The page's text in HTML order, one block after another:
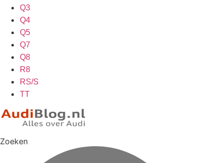
Q3
Q4
Q5
Q7
Q8
R8
RS/S
TT
Zoeken